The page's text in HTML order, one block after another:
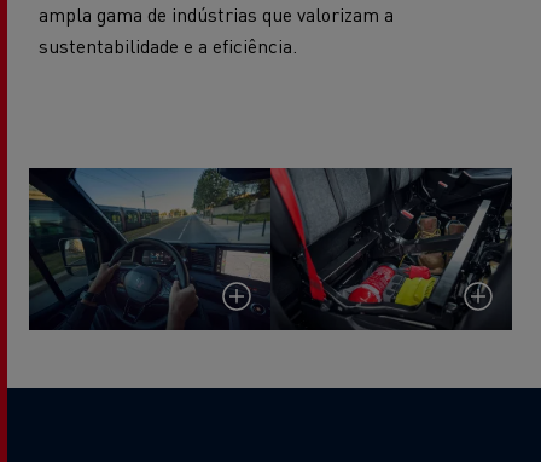
ampla gama de indústrias que valorizam a
sustentabilidade e a eficiência.